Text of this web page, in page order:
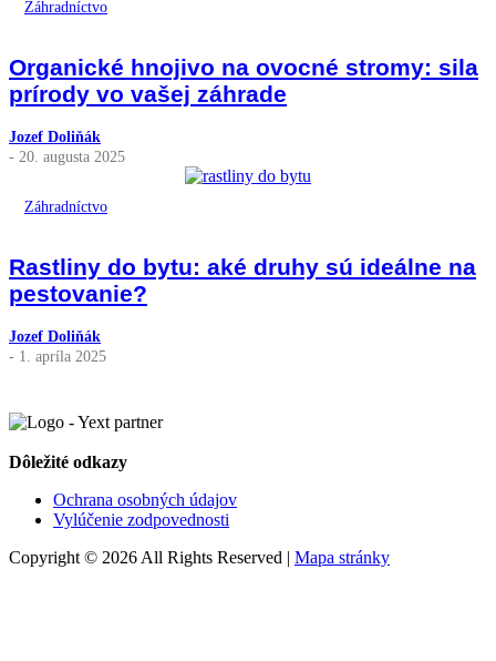
Záhradníctvo
Organické hnojivo na ovocné stromy: sila
prírody vo vašej záhrade
Jozef Doliňák
- 20. augusta 2025
Záhradníctvo
Rastliny do bytu: aké druhy sú ideálne na
pestovanie?
Jozef Doliňák
- 1. apríla 2025
Dôležité odkazy
Ochrana osobných údajov
Vylúčenie zodpovednosti
Copyright © 2026 All Rights Reserved | Mapa stránky